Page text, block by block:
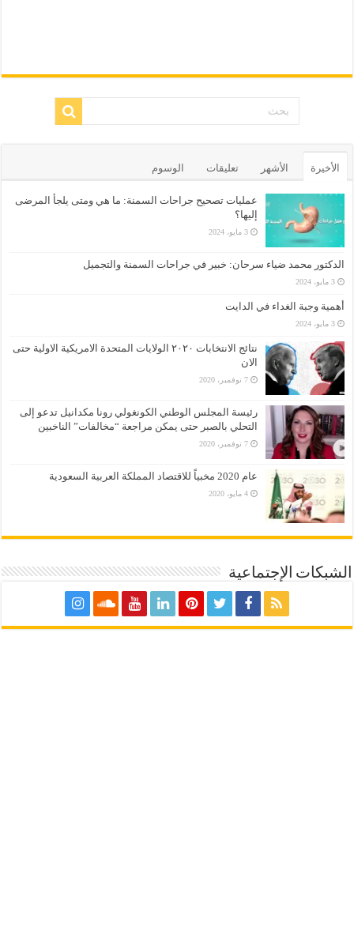
الأخيرة الأشهر تعليقات الوسوم
عمليات تصحيح جراحات السمنة: ما هي ومتى يلجأ المرضى
إليها؟
3 مايو، 2024
الدكتور محمد ضياء سرحان: خبير في جراحات السمنة والتجميل
3 مايو، 2024
أهمية وجبة الغداء في الدايت
3 مايو، 2024
نتائج الانتخابات ٢٠٢٠ الولايات المتحدة الامريكية الاولية حتى
الان
7 نوفمبر، 2020
رئيسة المجلس الوطني الكونغولي رونا مكدانيل تدعو إلى
التحلي بالصبر حتى يمكن مراجعة “مخالفات” الناخبين
7 نوفمبر، 2020
عام 2020 مخبياً للاقتصاد المملكة العربية السعودية
4 مايو، 2020
الشبكات الإجتماعية